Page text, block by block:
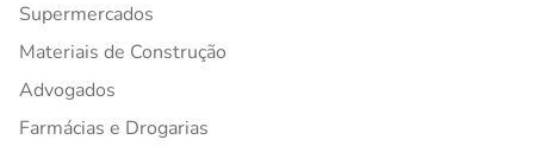
Supermercados
Materiais de Construção
Advogados
Farmácias e Drogarias